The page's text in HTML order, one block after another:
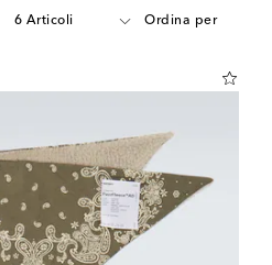
6 Articoli Ordina per